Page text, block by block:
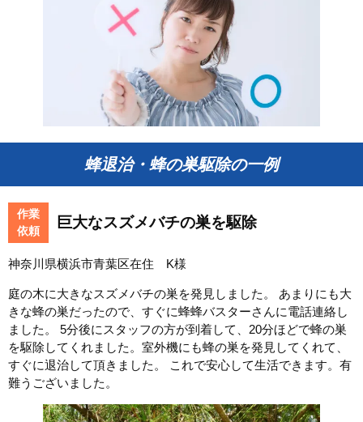
蜂退治・蜂の巣駆除の一例
作業
依頼
巨大なスズメバチの巣を駆除
神奈川県横浜市青葉区在住 K様
庭の木に大きなスズメバチの巣を発見しました。 あまりにも大
きな蜂の巣だったので、すぐに蜂蜂バスターさんに電話連絡し
ました。 5分後にスタッフの方が到着して、20分ほどで蜂の巣
を駆除してくれました。室外機にも蜂の巣を発見してくれて、
すぐに退治して頂きました。 これで安心して生活できます。有
難うございました。